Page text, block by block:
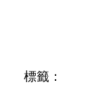
標籤：